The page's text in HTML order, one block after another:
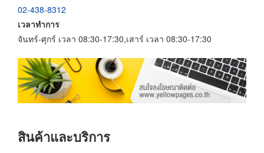
02-438-8312
เวลาทำการ
จันทร์-ศุกร์ เวลา 08:30-17:30,เสาร์ เวลา 08:30-17:30
สินค้าและบริการ